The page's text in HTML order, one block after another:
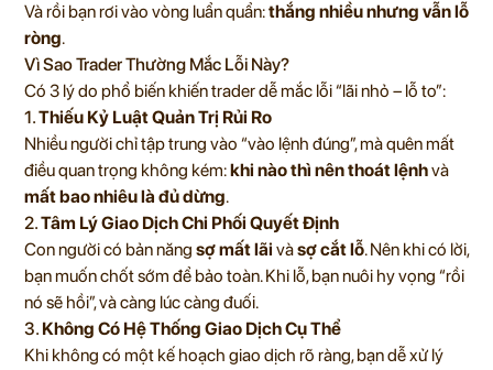
Và rồi bạn rơi vào vòng luẩn quẩn:thắng nhiều nhưng vẫn lỗ
ròng.
Vì Sao Trader Thường Mắc Lỗi Này?
Có 3 lý do phổ biến khiến trader dễ mắc lỗi “lãi nhỏ – lỗ to”:
1.Thiếu Kỷ Luật Quản Trị Rủi Ro
Nhiều người chỉ tập trung vào “vào lệnh đúng”, mà quên mất
điều quan trọng không kém:khi nào thì nên thoát lệnhvà
mất bao nhiêu là đủ dừng.
2.Tâm Lý Giao Dịch Chi Phối Quyết Định
Con người có bản năng sợ mất lãi vàsợ cắt lỗ. Nên khi có lời,
bạn muốn chốt sớm để bảo toàn. Khi lỗ, bạn nuôi hy vọng “rồi
nó sẽ hồi”, và càng lúc càng đuối.
3. Không Có Hệ Thống Giao Dịch Cụ Thể
Khi không có một kế hoạch giao dịch rõ ràng, bạn dễ xử lý